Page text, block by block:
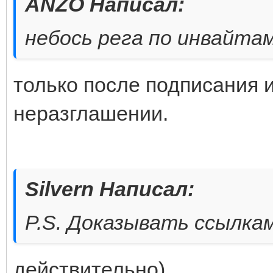
небось рега по
только после подписания
неразглашении.
Silvern Написал:
P.S. Доказывать